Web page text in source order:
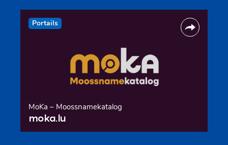
Portails
MoKa – Moossnamekatalog
moka.lu